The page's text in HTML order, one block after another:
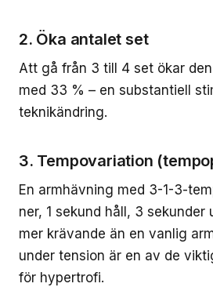
2. Öka antalet set
Att gå från 3 till 4 set ökar
med 33 % – en substantiell
teknikändring.
3. Tempovariation
En armhävning med 3-1-3-
ner, 1 sekund håll, 3
mer krävande än en vanlig
under tension är en av de
för hypertrofi.